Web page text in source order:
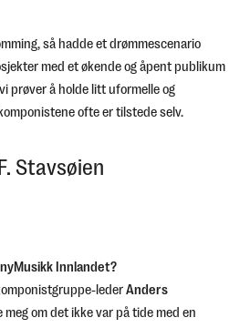
så hadde et drømmescenario
med et økende og åpent publikum
prøver å holde litt uformelle og
ofte er tilstede selv.
Stavsøien
Innlandet?
lederAnders
om det ikke var på tide med en